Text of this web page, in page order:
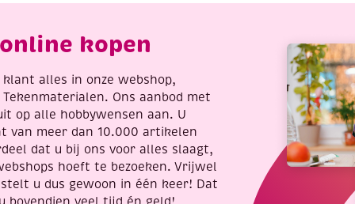
kopen
alles in onze webshop,
Ons aanbod met
op alle hobbywensen aan. U
van meer dan 10.000 artikelen
dat u bij ons voor alles slaagt,
hoeft te bezoeken. Vrijwel
u dus gewoon in één keer! Dat